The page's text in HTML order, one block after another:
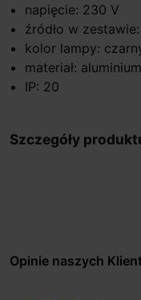
napięcie: 230 V
źródło w
kolor lampy:
materiał: aluminium
IP: 20
Szczegóły
Opinie naszych